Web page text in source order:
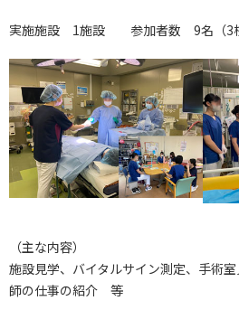
実施施設 1施設 参加者数 9名（3校
（主な内容）
施設見学、バイタルサイン測定、手術
師の仕事の紹介 等